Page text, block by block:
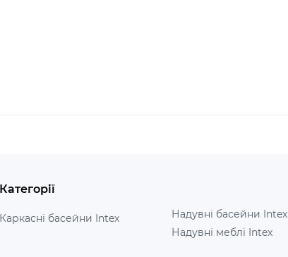
Категорії
Каркасні басейни Intex
Надувні басейни Intex
Надувні меблі Intex